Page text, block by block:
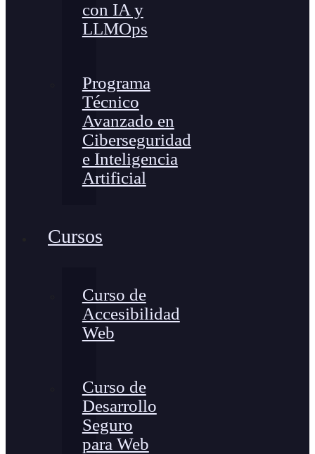
con IA y
LLMOps
Programa
Técnico
Avanzado en
Ciberseguridad
e Inteligencia
Artificial
Cursos
Curso de
Accesibilidad
Web
Curso de
Desarrollo
Seguro
para Web